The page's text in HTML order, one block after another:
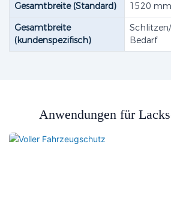
Gesamtbreite (Standard)
1520 mm
Gesamtbreite
(kundenspezifisch)
Bedarf
Anwendungen für